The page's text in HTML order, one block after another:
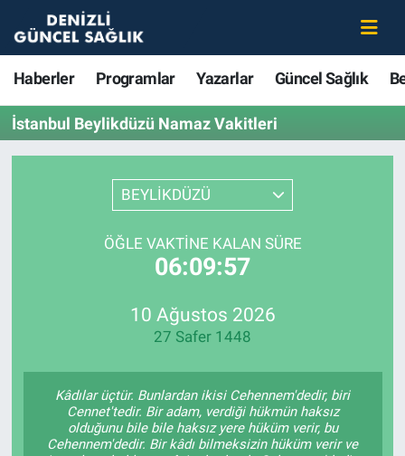
Haberler Programlar Yazarlar Güncel Sağlık
İstanbul Beylikdüzü Namaz Vakitleri
BEYLİKDÜZÜ
ÖĞLE VAKTINE KALAN SÜRE
06:09:57
10 Ağustos 2026
27 Safer 1448
Kâdılar üçtür. Bunlardan ikisi Cehennem'dedir, biri
Cennet'tedir. Bir adam, verdiği hükmün haksız
olduğunu bile bile haksız yere hüküm verir, bu
Cehennem'dedir. Bir kâdı bilmeksizin hüküm verir ve
Haberler
Programlar
Yazarlar
Güncel Sağlık
Beslenme
Estetik ve Güzellik
Merkezefendi Nöbetçi Eczaneler
Merkezefendi Hava Durumu
Merkezefendi Trafik Yoğunluk Haritası
Süper Lig Puan Durumu ve Fikstür
Tüm Manşetler